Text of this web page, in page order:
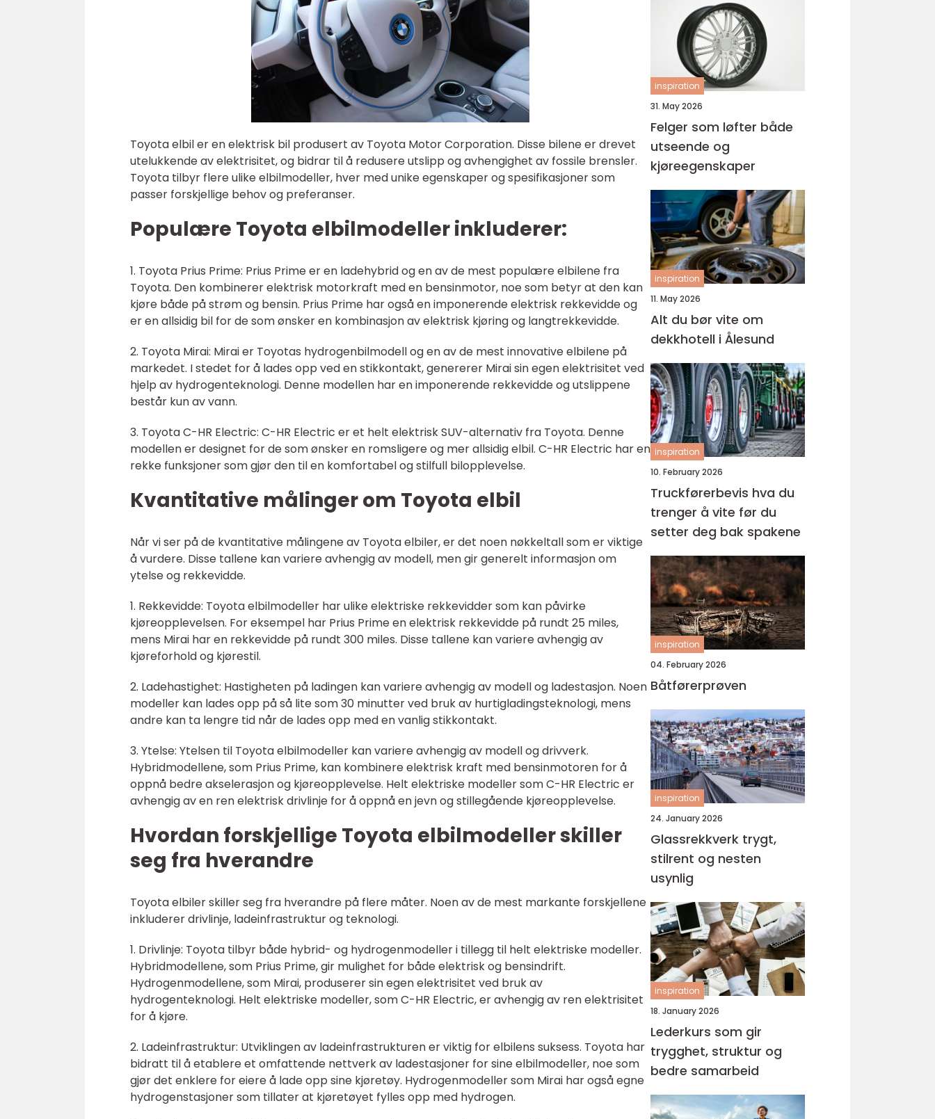
Toyota elbil er en elektrisk bil produsert av Toyota Motor Corporation. Disse bilene er drevet
utelukkende av elektrisitet, og bidrar til å redusere utslipp og avhengighet av fossile brensler.
Toyota tilbyr flere ulike elbilmodeller, hver med unike egenskaper og spesifikasjoner som
passer forskjellige behov og preferanser.
Populære Toyota elbilmodeller inkluderer:
1. Toyota Prius Prime: Prius Prime er en ladehybrid og en av de mest populære elbilene fra
Toyota. Den kombinerer elektrisk motorkraft med en bensinmotor, noe som betyr at den kan
kjøre både på strøm og bensin. Prius Prime har også en imponerende elektrisk rekkevidde og
er en allsidig bil for de som ønsker en kombinasjon av elektrisk kjøring og langtrekkevidde.
2. Toyota Mirai: Mirai er Toyotas hydrogenbilmodell og en av de mest innovative elbilene på
markedet. I stedet for å lades opp ved en stikkontakt, genererer Mirai sin egen elektrisitet ved
hjelp av hydrogenteknologi. Denne modellen har en imponerende rekkevidde og utslippene
består kun av vann.
3. Toyota C-HR Electric: C-HR Electric er et helt elektrisk SUV-alternativ fra Toyota. Denne
modellen er designet for de som ønsker en romsligere og mer allsidig elbil. C-HR Electric har en
rekke funksjoner som gjør den til en komfortabel og stilfull bilopplevelse.
Kvantitative målinger om Toyota elbil
Når vi ser på de kvantitative målingene av Toyota elbiler, er det noen nøkkeltall som er viktige
å vurdere. Disse tallene kan variere avhengig av modell, men gir generelt informasjon om
ytelse og rekkevidde.
1. Rekkevidde: Toyota elbilmodeller har ulike elektriske rekkevidder som kan påvirke
kjøreopplevelsen. For eksempel har Prius Prime en elektrisk rekkevidde på rundt 25 miles,
mens Mirai har en rekkevidde på rundt 300 miles. Disse tallene kan variere avhengig av
kjøreforhold og kjørestil.
2. Ladehastighet: Hastigheten på ladingen kan variere avhengig av modell og ladestasjon. Noen
modeller kan lades opp på så lite som 30 minutter ved bruk av hurtigladingsteknologi, mens
andre kan ta lengre tid når de lades opp med en vanlig stikkontakt.
3. Ytelse: Ytelsen til Toyota elbilmodeller kan variere avhengig av modell og drivverk.
Hybridmodellene, som Prius Prime, kan kombinere elektrisk kraft med bensinmotoren for å
oppnå bedre akselerasjon og kjøreopplevelse. Helt elektriske modeller som C-HR Electric er
avhengig av en ren elektrisk drivlinje for å oppnå en jevn og stillegående kjøreopplevelse.
Hvordan forskjellige Toyota elbilmodeller skiller
seg fra hverandre
Toyota elbiler skiller seg fra hverandre på flere måter. Noen av de mest markante forskjellene
inkluderer drivlinje, ladeinfrastruktur og teknologi.
1. Drivlinje: Toyota tilbyr både hybrid- og hydrogenmodeller i tillegg til helt elektriske modeller.
Hybridmodellene, som Prius Prime, gir mulighet for både elektrisk og bensindrift.
Hydrogenmodellene, som Mirai, produserer sin egen elektrisitet ved bruk av
hydrogenteknologi. Helt elektriske modeller, som C-HR Electric, er avhengig av ren elektrisitet
for å kjøre.
2. Ladeinfrastruktur: Utviklingen av ladeinfrastrukturen er viktig for elbilens suksess. Toyota har
bidratt til å etablere et omfattende nettverk av ladestasjoner for sine elbilmodeller, noe som
gjør det enklere for eiere å lade opp sine kjøretøy. Hydrogenmodeller som Mirai har også egne
hydrogenstasjoner som tillater at kjøretøyet fylles opp med hydrogen.
inspiration
31. May 2026
Felger som løfter både
utseende og
kjøreegenskaper
inspiration
11. May 2026
Alt du bør vite om
dekkhotell i Ålesund
inspiration
10. February 2026
Truckførerbevis hva du
trenger å vite før du
setter deg bak spakene
inspiration
04. February 2026
Båtførerprøven
inspiration
24. January 2026
Glassrekkverk trygt,
stilrent og nesten
usynlig
inspiration
18. January 2026
Lederkurs som gir
trygghet, struktur og
bedre samarbeid